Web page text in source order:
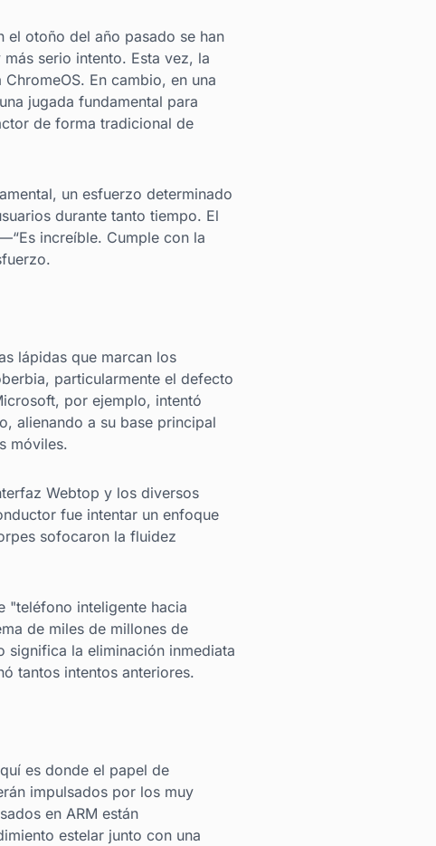
el otoño del año pasado se han
serio intento. Esta vez, la
En cambio, en una
jugada fundamental para
de forma tradicional de
un esfuerzo determinado
durante tanto tiempo. El
increíble. Cumple con la
lápidas que marcan los
particularmente el defecto
por ejemplo, intentó
alienando a su base principal
móviles.
Webtop y los diversos
fue intentar un enfoque
sofocaron la fluidez
"teléfono inteligente hacia
de miles de millones de
significa la eliminación inmediata
tantos intentos anteriores.
es donde el papel de
impulsados por los muy
en ARM están
estelar junto con una